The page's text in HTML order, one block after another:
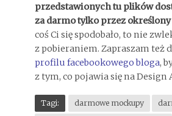
przedstawionych tu plików
za darmo tylko przez określony
coś Ci się spodobało, to nie
z pobieraniem. Zapraszam też
profilu facebookowego bloga,
z tym, co pojawia się na Design
Tagi: darmowe mockupy